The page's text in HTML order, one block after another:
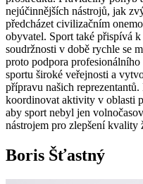
nejúčinnějších nástrojů, jak
předcházet civilizačním
obyvatel. Sport také přispívá
soudržnosti v době rychle se
proto podpora
sportu široké veřejnosti a
přípravu našich
koordinovat aktivity v oblasti
aby sport nebyl jen
nástrojem pro zlepšení kvality
Boris Šťastný